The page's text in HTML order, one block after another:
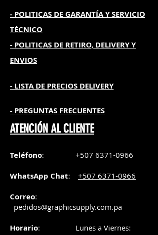
- POLITICAS DE GARANTÍAY SERVICIO
TÉCNICO
- POLITICAS DE RETIRO, DELIVERY Y
ENVIOS
- LISTA DE PRECIOS DELIVERY
- PREGUNTAS FRECUENTES
ATENCIÓN AL CLIENTE
Teléfono: +507 6371-0966
WhatsApp Chat: +507 6371-0966
Correo:
pedidos@graphicsupply.com.pa
Horario:
Lunes a Viernes: